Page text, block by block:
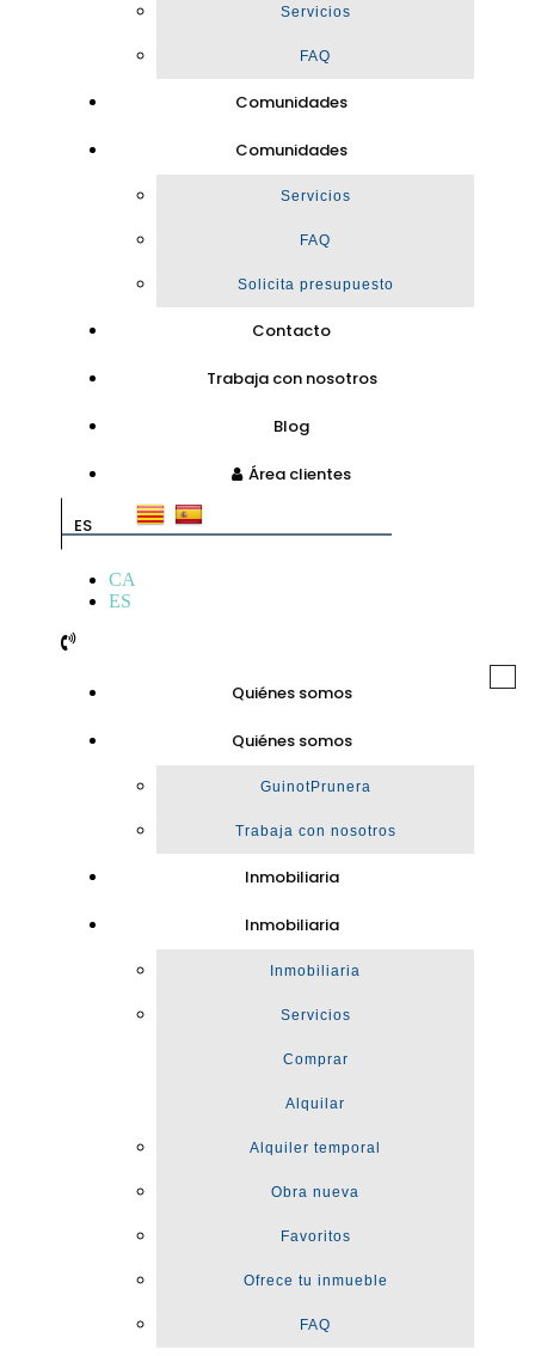
Servicios
FAQ
Comunidades
Comunidades
Servicios
FAQ
Solicita presupuesto
Contacto
Trabaja con nosotros
Blog
Área clientes
ES
CA
ES
Quiénes somos
Quiénes somos
GuinotPrunera
Trabaja con nosotros
Inmobiliaria
Inmobiliaria
Inmobiliaria
Servicios
Comprar
Alquilar
Alquiler temporal
Obra nueva
Favoritos
Ofrece tu inmueble
FAQ